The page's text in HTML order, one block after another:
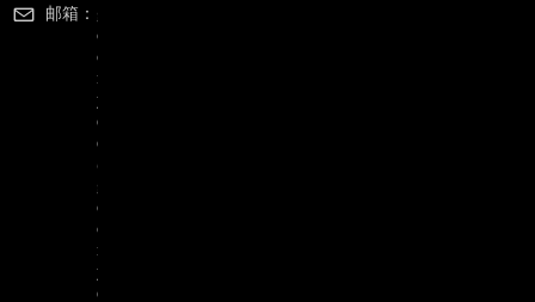
邮箱： g
o
o
r
y
e
e
@
g
o
o
r
y
e